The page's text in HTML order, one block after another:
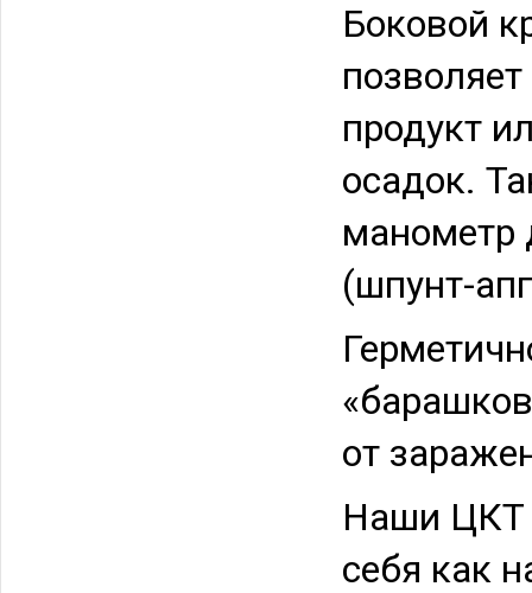
Боковой
продукт
осадок.
манометр
(шпунт-
от
Наши ЦКТ
себя как